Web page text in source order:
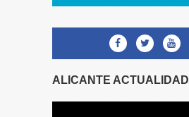
ALICANTE ACTUALIDAD